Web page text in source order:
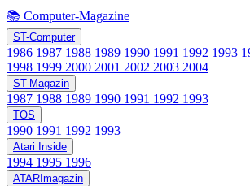
📚 Computer-Magazine
ST-Computer
1986 1987 1988 1989 1990 1991 1992 1993
1998 1999 2000 2001 2002 2003 2004
ST-Magazin
1987 1988 1989 1990 1991 1992 1993
TOS
1990 1991 1992 1993
Atari Inside
1994 1995 1996
ATARImagazin